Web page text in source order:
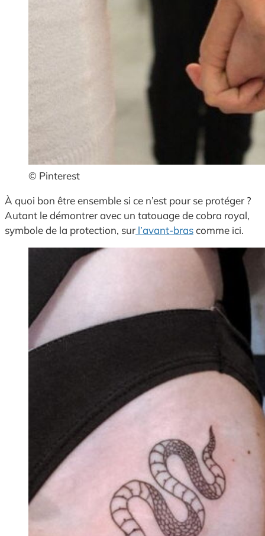
© Pinterest
À quoi bon être ensemble si ce n’est pour se protéger ?
Autant le démontrer avec un tatouage de cobra royal,
symbole de la protection, sur l’avant-brascomme ici.